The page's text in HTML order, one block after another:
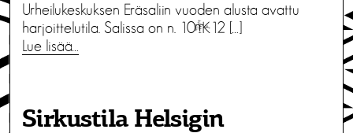
Urheilukeskuksen Eräsaliin vuoden alusta avattu
harjoittelutila. Salissa on n. 10×12 […]
Lue lisää…
Sirkustila Helsigin